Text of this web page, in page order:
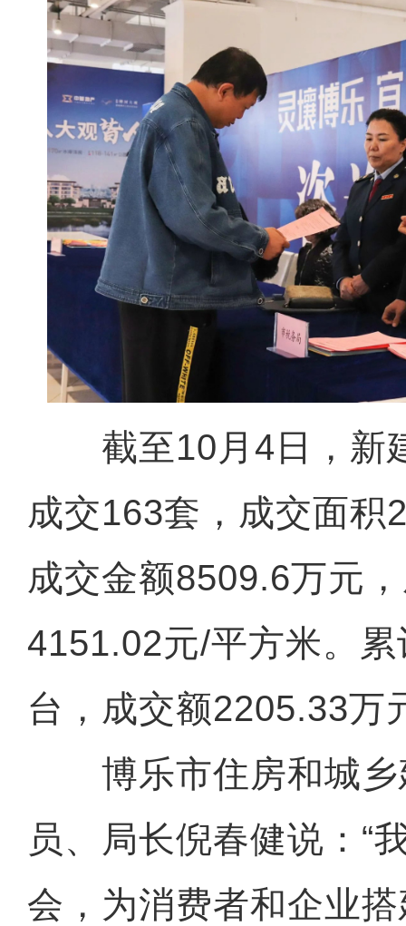
截至10月4日，新
成交163套，成交面积
成交金额8509.6万元
4151.02元/平方米。
台，成交额2205.33万
博乐市住房和城乡
员、局长倪春健说：“
会，为消费者和企业